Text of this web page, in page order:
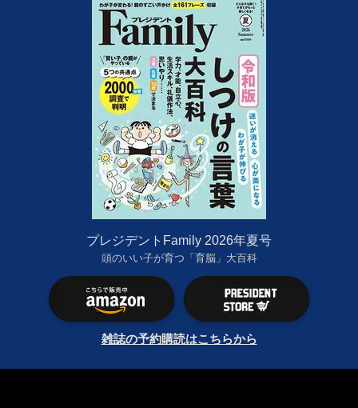
プレジデントFamily 2026年夏号
頭のいい子が育つ「育脳」大百科
雑誌の予約購読はこちらから